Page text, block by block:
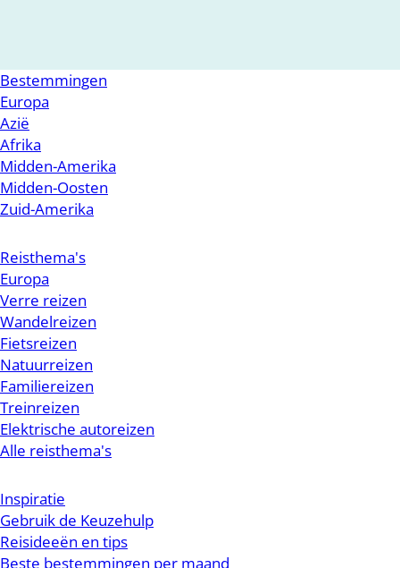
Bestemmingen
Europa
Azië
Afrika
Midden-Amerika
Midden-Oosten
Zuid-Amerika
Reisthema's
Europa
Verre reizen
Wandelreizen
Fietsreizen
Natuurreizen
Familiereizen
Treinreizen
Elektrische autoreizen
Alle reisthema's
Inspiratie
Gebruik de Keuzehulp
Reisideeën en tips
Beste bestemmingen per maand